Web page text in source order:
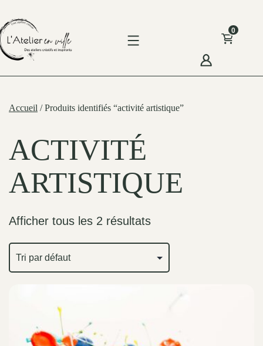
to
content
0
Accueil / Produits identifiés “activité artistique”
ACTIVITÉ
ARTISTIQUE
Afficher tous les 2 résultats